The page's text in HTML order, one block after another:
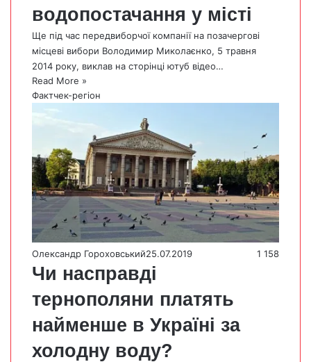
водопостачання у місті
Ще під час передвиборчої компанії на позачергові
місцеві вибори Володимир Миколаєнко, 5 травня
2014 року, виклав на сторінці ютуб відео…
Read More »
Фактчек-регіон
Олександр Гороховський25.07.2019 1 158
Чи насправді
тернополяни платять
найменше в Україні за
холодну воду?